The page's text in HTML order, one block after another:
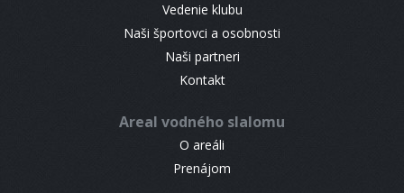
Vedenie klubu
Naši športovci a osobnosti
Naši partneri
Kontakt
Areal vodného slalomu
O areáli
Prenájom